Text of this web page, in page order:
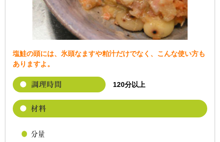
塩鮭の頭には、氷頭なますや粕汁だけでなく、こんな使い方も
ありますよ。
120分以上